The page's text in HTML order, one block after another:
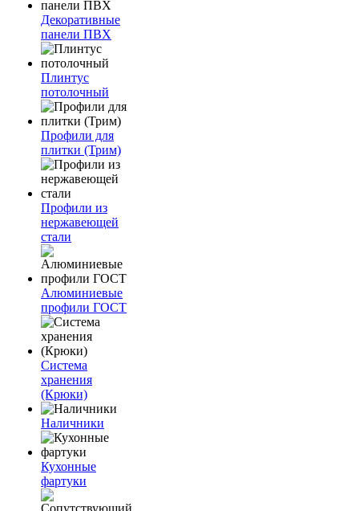
Декоративные
панели ПВХ
Плинтус
потолочный
Профили для
плитки (Трим)
Профили из
нержавеющей
стали
Алюминиевые
профили ГОСТ
Система
хранения
(Крюки)
Наличники
Кухонные
фартуки